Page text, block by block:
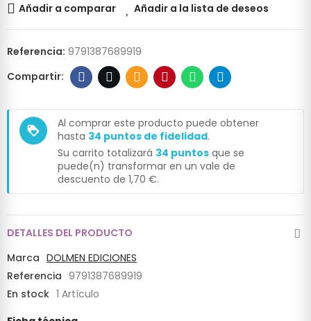
Añadir a comparar Añadir a la lista de deseos
Referencia: 9791387689919
loyalty
Al comprar este producto puede obtener
hasta 34 puntos de fidelidad.
Su carrito totalizará 34 puntos que se
puede(n) transformar en un vale de
descuento de 1,70 €.
DETALLES DEL PRODUCTO
Marca DOLMEN EDICIONES
Referencia 9791387689919
En stock 1 Artículo